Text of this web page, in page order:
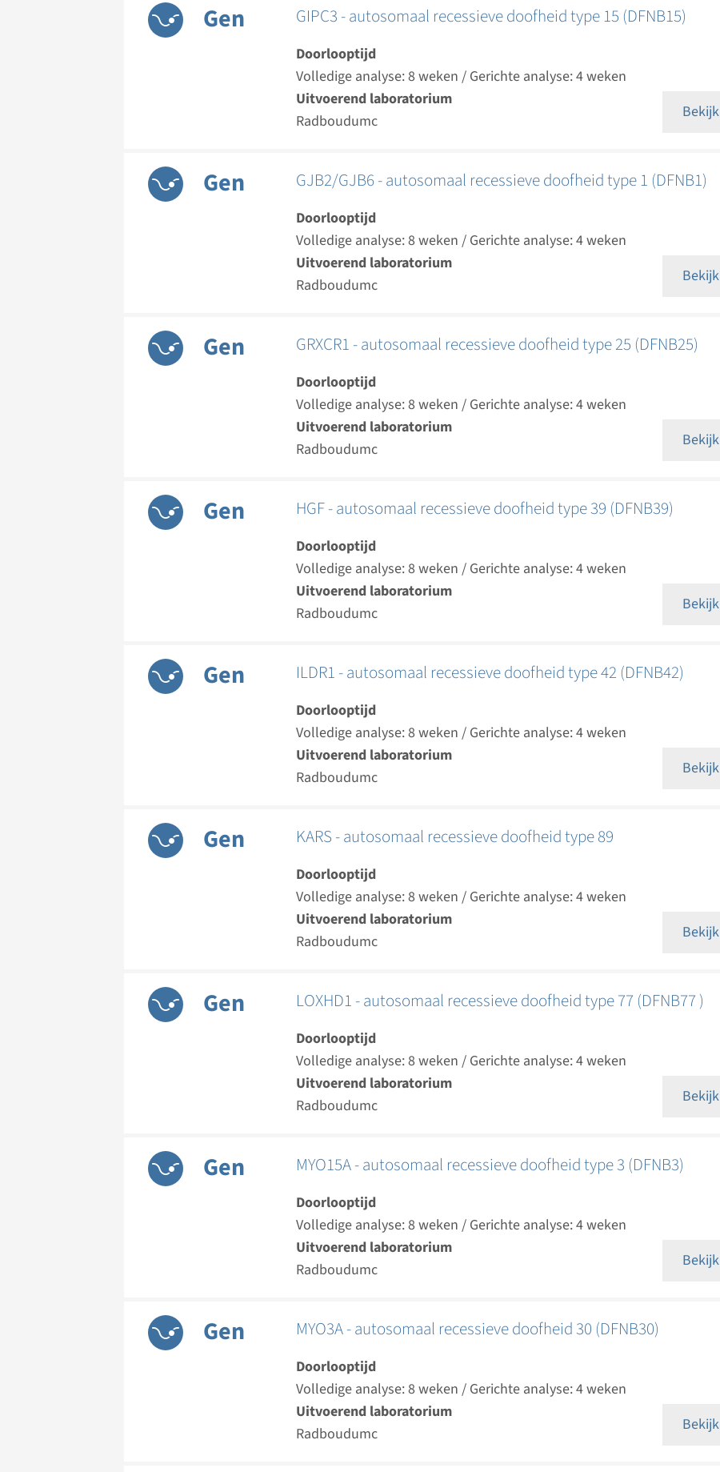
Gen GIPC3 - autosomaal recessieve doofheid type 15 (DFNB15)
Doorlooptijd
Volledige analyse: 8 weken / Gerichte analyse: 4 weken
Uitvoerend laboratorium
Radboudumc
Bekijk
Gen GJB2/GJB6 - autosomaal recessieve doofheid type 1 (DFNB1)
Doorlooptijd
Volledige analyse: 8 weken / Gerichte analyse: 4 weken
Uitvoerend laboratorium
Radboudumc
Bekijk
Gen GRXCR1 - autosomaal recessieve doofheid type 25 (DFNB25)
Doorlooptijd
Volledige analyse: 8 weken / Gerichte analyse: 4 weken
Uitvoerend laboratorium
Radboudumc
Bekijk
Gen HGF - autosomaal recessieve doofheid type 39 (DFNB39)
Doorlooptijd
Volledige analyse: 8 weken / Gerichte analyse: 4 weken
Uitvoerend laboratorium
Radboudumc
Bekijk
Gen ILDR1 - autosomaal recessieve doofheid type 42 (DFNB42)
Doorlooptijd
Volledige analyse: 8 weken / Gerichte analyse: 4 weken
Uitvoerend laboratorium
Radboudumc
Bekijk
Gen KARS - autosomaal recessieve doofheid type 89
Doorlooptijd
Volledige analyse: 8 weken / Gerichte analyse: 4 weken
Uitvoerend laboratorium
Radboudumc
Bekijk
Gen LOXHD1 - autosomaal recessieve doofheid type 77 (DFNB77 )
Doorlooptijd
Volledige analyse: 8 weken / Gerichte analyse: 4 weken
Uitvoerend laboratorium
Radboudumc
Bekijk
Gen MYO15A - autosomaal recessieve doofheid type 3 (DFNB3)
Doorlooptijd
Volledige analyse: 8 weken / Gerichte analyse: 4 weken
Uitvoerend laboratorium
Radboudumc
Bekijk
Gen MYO3A - autosomaal recessieve doofheid 30 (DFNB30)
Doorlooptijd
Volledige analyse: 8 weken / Gerichte analyse: 4 weken
Uitvoerend laboratorium
Radboudumc
Bekijk